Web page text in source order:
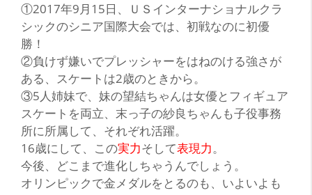
①2017年9月15日、ＵＳインターナショナルクラ
シックのシニア国際大会では、初戦なのに初優
勝！
②負けず嫌いでプレッシャーをはねのける強さが
ある、スケートは2歳のときから。
③5人姉妹で、妹の望結ちゃんは女優とフィギュア
スケートを両立、末っ子の紗良ちゃんも子役事務
所に所属して、それぞれ活躍。
16歳にして、この実力そして表現力。
今後、どこまで進化しちゃうんでしょう。
オリンピックで金メダルをとるのも、いよいよも